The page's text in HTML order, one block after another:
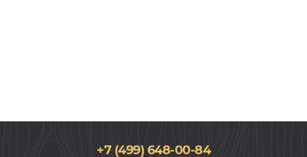
+7 (499) 648-00-84